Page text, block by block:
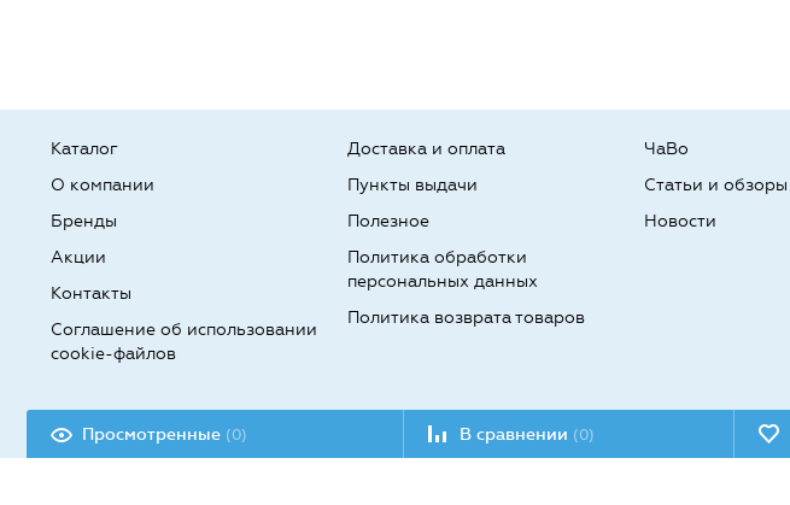
Каталог
О компании
Бренды
Доставка и оплата
Пункты выдачи
Полезное
ЧаВо
Статьи и обзоры
Новости
Акции
Контакты
Соглашение об использовании
cookie-файлов
Политика обработки
персональных данных
Политика возврата товаров
Разработка сайта:
Просмотренные (0) В сравнении (0)